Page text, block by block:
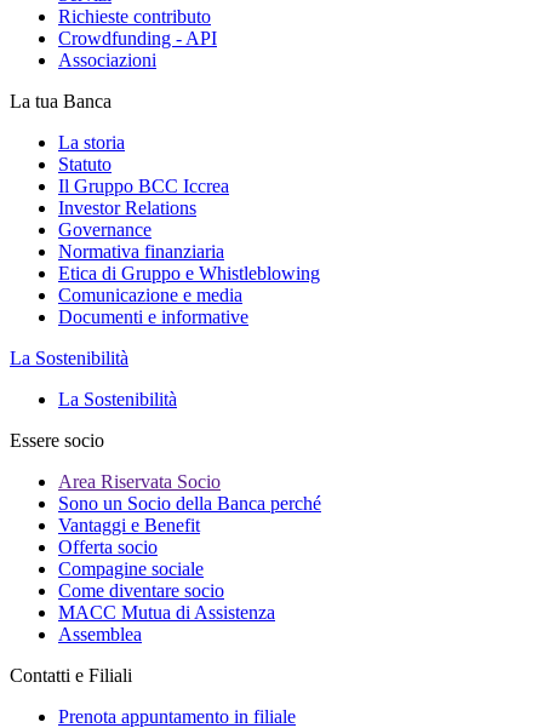
Richieste contributo
Crowdfunding - API
Associazioni
La tua Banca
La storia
Statuto
Il Gruppo BCC Iccrea
Investor Relations
Governance
Normativa finanziaria
Etica di Gruppo e Whistleblowing
Comunicazione e media
Documenti e informative
La Sostenibilità
La Sostenibilità
Essere socio
Area Riservata Socio
Sono un Socio della Banca perché
Vantaggi e Benefit
Offerta socio
Compagine sociale
Come diventare socio
MACC Mutua di Assistenza
Assemblea
Contatti e Filiali
Prenota appuntamento in filiale